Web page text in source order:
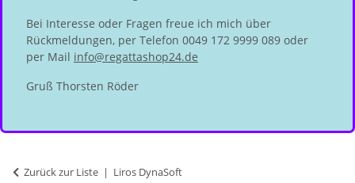
Bei Interesse oder Fragen freue ich mich über
Rückmeldungen, per Telefon 0049 172 9999 089 oder
per Mail info@regattashop24.de
Gruß Thorsten Röder
Zurück zur Liste Liros DynaSoft